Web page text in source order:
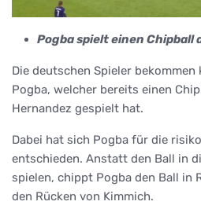
Pogba spielt einen Chipball
Die deutschen Spieler
Pogba, welcher bereits einen
Hernandez gespielt hat.
Dabei hat sich Pogba für die
entschieden. Anstatt den Ball in
spielen, chippt Pogba den Ball in
den Rücken von Kimmich.